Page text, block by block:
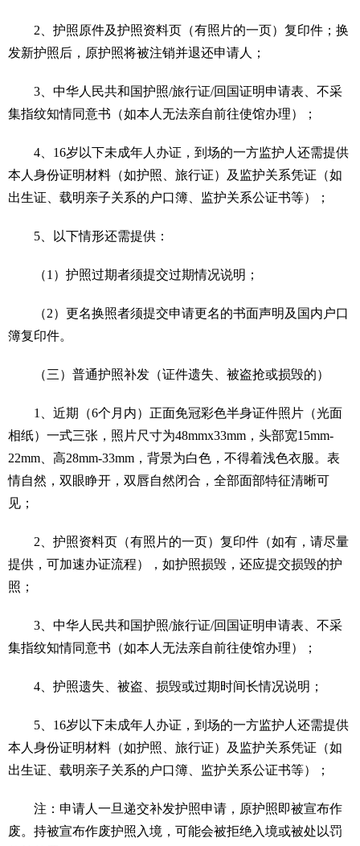
2、护照原件及护照资料页（有照片的一页）复印件；换
发新护照后，原护照将被注销并退还申请人；
3、中华人民共和国护照/旅行证/回国证明申请表、不采
集指纹知情同意书（如本人无法亲自前往使馆办理）；
4、16岁以下未成年人办证，到场的一方监护人还需提供
本人身份证明材料（如护照、旅行证）及监护关系凭证（如
出生证、载明亲子关系的户口簿、监护关系公证书等）；
5、以下情形还需提供：
（1）护照过期者须提交过期情况说明；
（2）更名换照者须提交申请更名的书面声明及国内户口
簿复印件。
（三）普通护照补发（证件遗失、被盗抢或损毁的）
1、近期（6个月内）正面免冠彩色半身证件照片（光面
相纸）一式三张，照片尺寸为48mmx33mm，头部宽15mm-
22mm、高28mm-33mm，背景为白色，不得着浅色衣服。表
情自然，双眼睁开，双唇自然闭合，全部面部特征清晰可
见；
2、护照资料页（有照片的一页）复印件（如有，请尽量
提供，可加速办证流程），如护照损毁，还应提交损毁的护
照；
3、中华人民共和国护照/旅行证/回国证明申请表、不采
集指纹知情同意书（如本人无法亲自前往使馆办理）；
4、护照遗失、被盗、损毁或过期时间长情况说明；
5、16岁以下未成年人办证，到场的一方监护人还需提供
本人身份证明材料（如护照、旅行证）及监护关系凭证（如
出生证、载明亲子关系的户口簿、监护关系公证书等）；
注：申请人一旦递交补发护照申请，原护照即被宣布作
废。持被宣布作废护照入境，可能会被拒绝入境或被处以罚